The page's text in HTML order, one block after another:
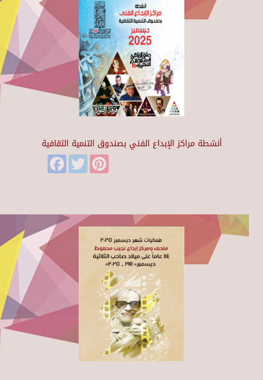
أنشطة مراكز الإبداع الفني بصندوق التنمية الثقافية
FacebookTwitter